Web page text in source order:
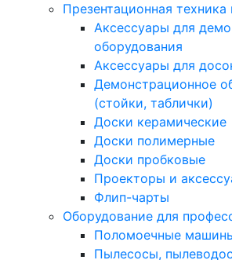
Презентационная
Аксессуары для
оборудования
Аксессуары для
Демонстрационное
(стойки, таблички)
Доски керамические
Доски полимерные
Доски пробковые
Проекторы и
Флип-чарты
Оборудование для
Поломоечные
Пылесосы,